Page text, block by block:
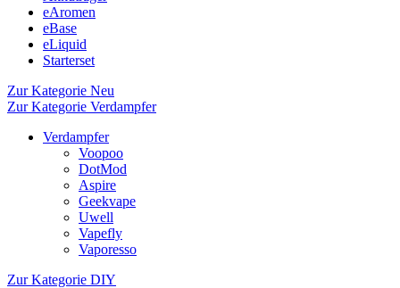
eAromen
eBase
eLiquid
Starterset
Zur Kategorie Neu
Zur Kategorie Verdampfer
Verdampfer
Voopoo
DotMod
Aspire
Geekvape
Uwell
Vapefly
Vaporesso
Zur Kategorie DIY